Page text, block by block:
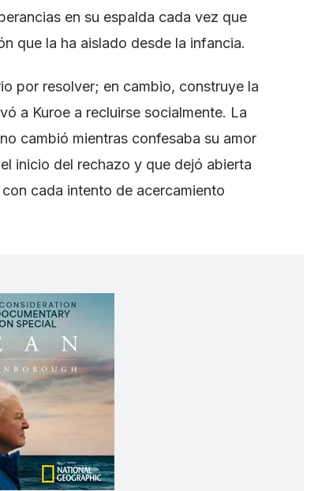
en su espalda cada vez que
que la ha aislado desde la infancia.
por resolver; en cambio, construye la
a Kuroe a recluirse socialmente. La
cambió mientras confesaba su amor
inicio del rechazo y que dejó abierta
cada intento de acercamiento